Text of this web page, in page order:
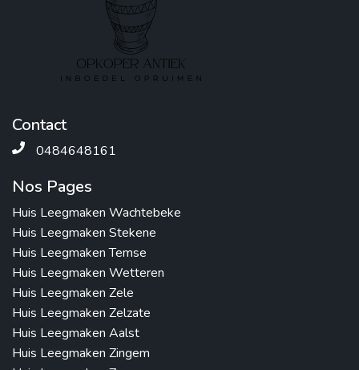
Contact
0484648161
Nos Pages
Huis Leegmaken Wachtebeke
Huis Leegmaken Stekene
Huis Leegmaken Temse
Huis Leegmaken Wetteren
Huis Leegmaken Zele
Huis Leegmaken Zelzate
Huis Leegmaken Aalst
Huis Leegmaken Zingem